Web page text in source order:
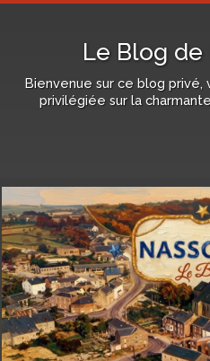
Le Blog de
Bienvenue sur ce blog
privilégiée sur la